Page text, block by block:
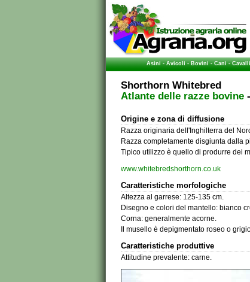
Asini-Avicoli-Bovini-Cani-Cavalli
Shorthorn Whitebred
Atlante delle razze bovine
Origine e zona di diffusione
Razza originaria dell'Inghilterra del
Razza completamente disgiunta dalla
Tipico utilizzo è quello di produrre dei
www.whitebredshorthorn.co.uk
Caratteristiche morfologiche
Altezza al garrese: 125-135 cm.
Disegno e colori del mantello: bianco
Corna: generalmente acorne.
Il musello è depigmentato roseo o
Caratteristiche produttive
Attitudine prevalente: carne.